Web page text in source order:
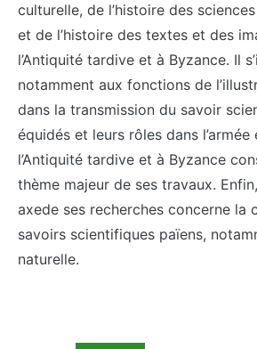
culturelle, de l’histoire des
et de l’histoire des textes et des
l’Antiquité tardive et à Byzance. Il
notamment aux fonctions de
dans la transmission du savoir
équidés et leurs rôles dans l’armée
l’Antiquité tardive et à Byzance
thème majeur de ses travaux.
axede ses recherches concerne la
savoirs scientifiques païens,
naturelle.